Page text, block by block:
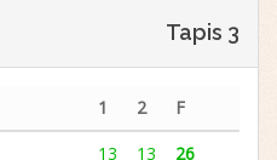
Tapis 3
1 2
F
13 13
26